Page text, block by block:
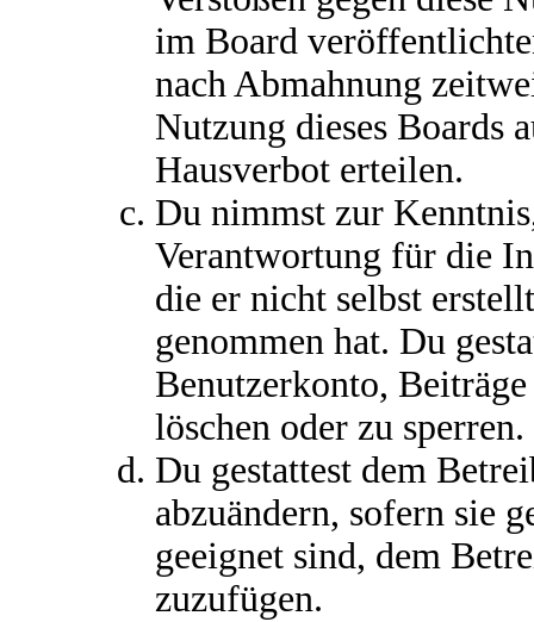
im Board
nach Abmahnung
Nutzung dieses Boards
Hausverbot erteilen.
Du nimmst zur
Verantwortung für die
die er nicht selbst
genommen hat. Du
Benutzerkonto,
löschen oder zu sperren.
Du gestattest dem
abzuändern, sofern sie
geeignet sind, dem
zuzufügen.